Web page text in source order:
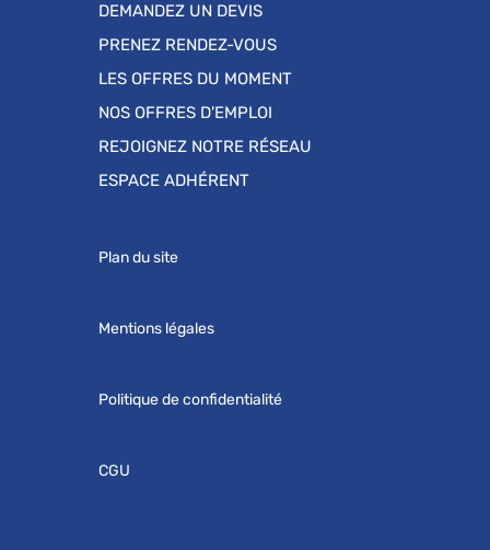
DEMANDEZ UN DEVIS
PRENEZ RENDEZ-VOUS
LES OFFRES DU MOMENT
NOS OFFRES D'EMPLOI
REJOIGNEZ NOTRE RÉSEAU
ESPACE ADHÉRENT
Plan du site
Mentions légales
Politique de confidentialité
CGU